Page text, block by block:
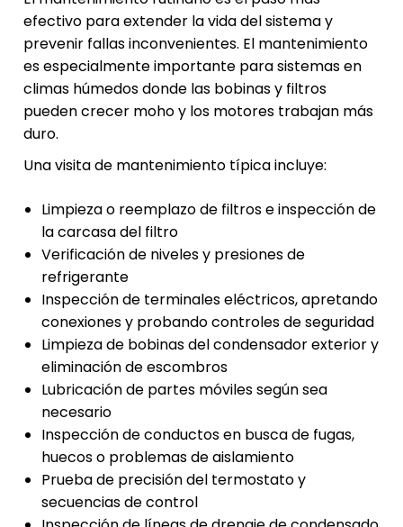
efectivo para extender la vida del sistema y
prevenir fallas inconvenientes. El mantenimiento
es especialmente importante para sistemas en
climas húmedos donde las bobinas y filtros
pueden crecer moho y los motores trabajan más
duro.
Una visita de mantenimiento típica incluye:
Limpieza o reemplazo de filtros e inspección de
la carcasa del filtro
Verificación de niveles y presiones de
refrigerante
Inspección de terminales eléctricos, apretando
conexiones y probando controles de seguridad
Limpieza de bobinas del condensador exterior y
eliminación de escombros
Lubricación de partes móviles según sea
necesario
Inspección de conductos en busca de fugas,
huecos o problemas de aislamiento
Prueba de precisión del termostato y
secuencias de control